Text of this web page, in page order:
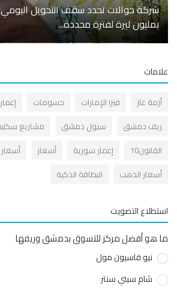
شركة حوالات تحدد سقف التحويل اليومي
بمليون ليرة لفترة محددة...
غاز فيزا الإمارات حسومات
إعمار
دمشق
سيول دمشق مشاريع سكنية
إعمار سورية أسعار أسعار
الذهب
البطاقة الذكية
التصويت
أفضل مركز للتسوق بدمشق وريفها
نيو قاسيون مول
شام سيتي سنتر